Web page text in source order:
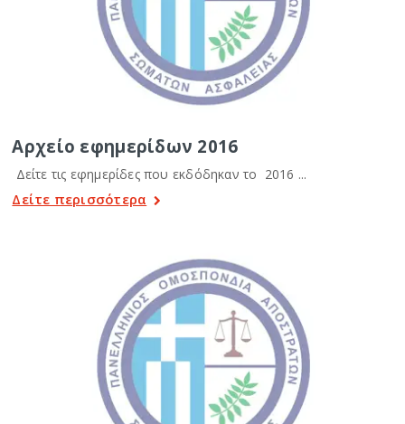
Αρχείο εφημερίδων 2016
Δείτε τις εφημερίδες που εκδόδηκαν το 2016 ...
Δείτε περισσότερα